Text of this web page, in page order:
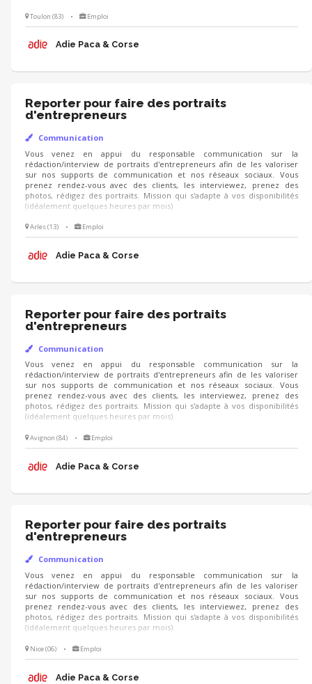
Toulon (83) • Emploi
Adie Paca & Corse
Reporter pour faire des portraits
d'entrepreneurs
Communication
Vous venez en appui du responsable communication sur la
rédaction/interview de portraits d'entrepreneurs afin de les valoriser
sur nos supports de communication et nos réseaux sociaux. Vous
prenez rendez-vous avec des clients, les interviewez, prenez des
photos, rédigez des portraits. Mission qui s'adapte à vos disponibilités
(idéalement quelques heures par mois)
Arles (13) • Emploi
Adie Paca & Corse
Reporter pour faire des portraits
d'entrepreneurs
Communication
Vous venez en appui du responsable communication sur la
rédaction/interview de portraits d'entrepreneurs afin de les valoriser
sur nos supports de communication et nos réseaux sociaux. Vous
prenez rendez-vous avec des clients, les interviewez, prenez des
photos, rédigez des portraits. Mission qui s'adapte à vos disponibilités
(idéalement quelques heures par mois)
Avignon (84) • Emploi
Adie Paca & Corse
Reporter pour faire des portraits
d'entrepreneurs
Communication
Vous venez en appui du responsable communication sur la
rédaction/interview de portraits d'entrepreneurs afin de les valoriser
sur nos supports de communication et nos réseaux sociaux. Vous
prenez rendez-vous avec des clients, les interviewez, prenez des
photos, rédigez des portraits. Mission qui s'adapte à vos disponibilités
(idéalement quelques heures par mois)
Nice (06) • Emploi
Adie Paca & Corse